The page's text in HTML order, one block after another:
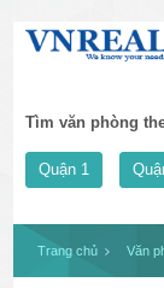
Tìm văn phòng
Quận 1
Trang chủ Văn